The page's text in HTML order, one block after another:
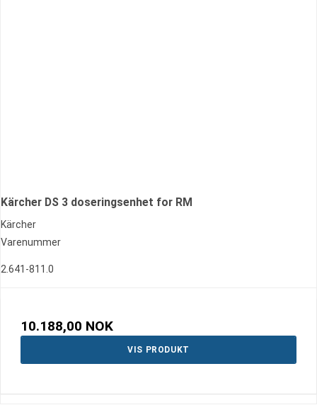
Kärcher DS 3 doseringsenhet for RM
Kärcher
Varenummer
2.641-811.0
10.188,00 NOK
VIS PRODUKT